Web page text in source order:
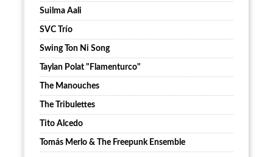
Suilma Aali
SVC Trío
Swing Ton Ni Song
Taylan Polat "Flamenturco"
The Manouches
The Tribulettes
Tito Alcedo
Tomás Merlo & The Freepunk Ensemble